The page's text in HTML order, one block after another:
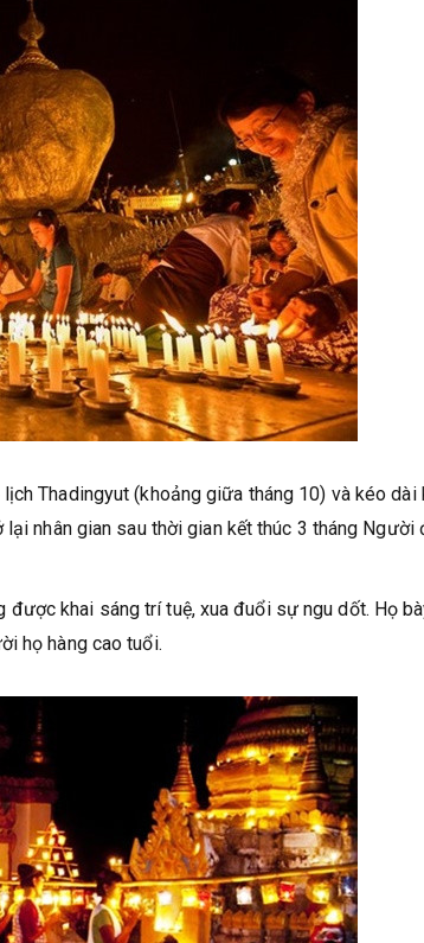
Thadingyut (khoảng giữa tháng 10) và kéo dài
nhân gian sau thời gian kết thúc 3 tháng Người
khai sáng trí tuệ, xua đuổi sự ngu dốt. Họ
họ hàng cao tuổi.